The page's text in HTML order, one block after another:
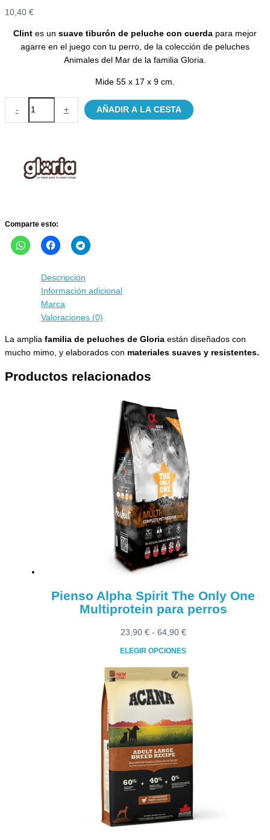
10,40 €
Clint es un suave tiburón de peluche con cuerda para mejor
agarre en el juego con tu perro, de la colección de peluches
Animales del Mar de la familia Gloria.
Mide 55 x 17 x 9 cm.
-
cuerdas
+ AÑADIR A LA CESTA
Comparte esto:
Descripción
Información adicional
Marca
Valoraciones (0)
La amplia familia de peluches de Gloria están diseñados con
mucho mimo, y elaborados con materiales suaves y resistentes.
Productos relacionados
Pienso Alpha Spirit The Only One
Multiprotein para perros
23,90 € - 64,90 €Rango
desde
23,90 €
hasta
ELEGIR OPCIONES
Este
producto
tiene
variantes.
Las
opciones
se
pueden
elegir
en
la